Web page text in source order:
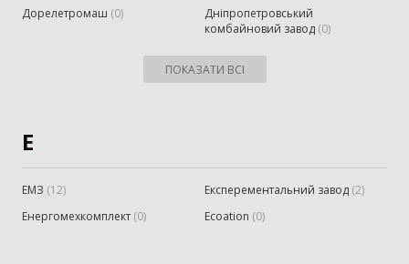
Дорелетромаш (0)
Дніпропетровський
комбайновий завод (0)
ПОКАЗАТИ ВСІ
Е
ЕМЗ (12) Експерементальний завод (2)
Енергомехкомплект (0) Еcoation (0)